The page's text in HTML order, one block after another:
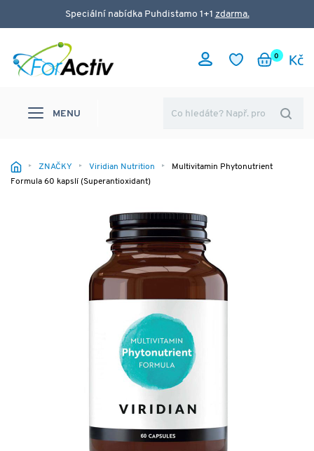
Speciální nabídka Puhdistamo 1+1 zdarma.
0
MENU
ZNAČKY Viridian Nutrition
Multivitamin Phytonutrient
Formula 60 kapslí (Superantioxidant)